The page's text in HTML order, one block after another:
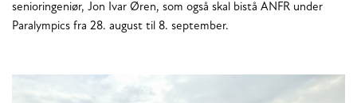
senioringeniør, Jon Ivar Øren, som også skal bistå ANFR under
Paralympics fra 28. august til 8. september.